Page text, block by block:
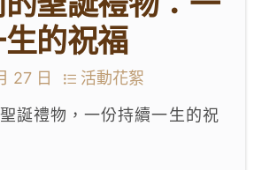
的祝福
27 日
活動花絮
誕禮物，一份持續一生的祝